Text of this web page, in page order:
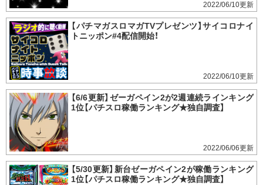
2022/06/10
【パチマガスロマガTVプレゼンツ】サイコロナイ
トニッポン#4配信開始！
2022/06/10
【6/6更新】ゼーガペイン2が2週連続ラインキング
1位【パチスロ稼働ランキング★独自調査】
2022/06/06
【5/30更新】新台ゼーガペイン2が稼働ランキング
1位【パチスロ稼働ランキング★独自調査】